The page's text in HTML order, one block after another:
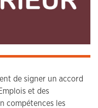
de signer un accord
et des
compétences les